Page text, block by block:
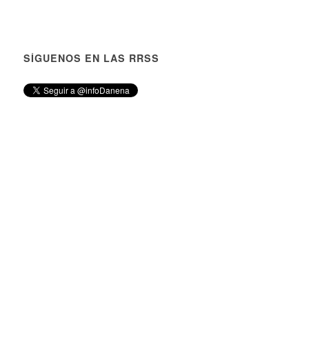
SÍGUENOS EN LAS RRSS